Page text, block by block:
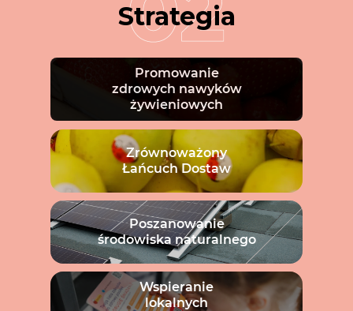
Strategia
Promowanie
zdrowych nawyków
żywieniowych
Poszanowanie
środowiska naturalnego
Wspieranie
lokalnych
Zrównoważony
Łańcuch Dostaw